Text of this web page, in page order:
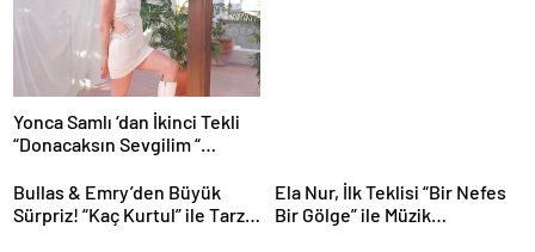
Yonca Samlı ‘dan İkinci Tekli
“Donacaksın Sevgilim “
Bullas & Emry’den Büyük
Sürpriz! “Kaç Kurtul” ile Tarz
Ela Nur, İlk Teklisi “Bir Nefes
Bir Gölge” ile Müzik